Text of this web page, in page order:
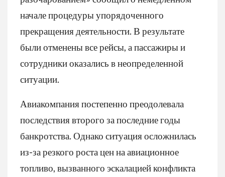
начале процедуры упорядоченного
прекращения деятельности. В результате
были отменены все рейсы, а пассажиры и
сотрудники оказались в неопределенной
ситуации.
Авиакомпания постепенно преодолевала
последствия второго за последние годы
банкротства. Однако ситуация осложнилась
из-за резкого роста цен на авиационное
топливо, вызванного эскалацией конфликта